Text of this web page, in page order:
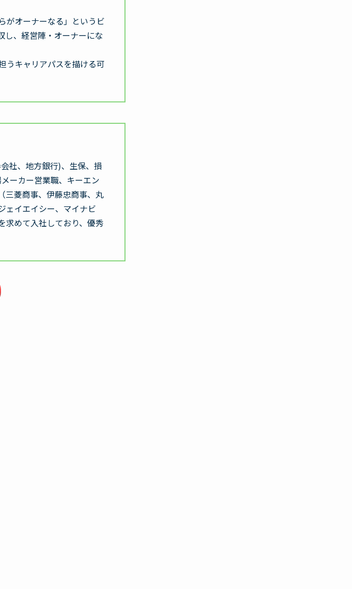
がオーナーなる」というビ
し、経営陣・オーナーにな
うキャリアパスを描ける可
社、地方銀行)、生保、損
ーカー営業職、キーエン
三菱商事、伊藤忠商事、丸
ェイエイシー、マイナビ
求めて入社しており、優秀